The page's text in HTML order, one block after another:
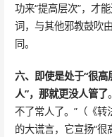
功来“提高层次”，才
词，与其他邪教鼓吹
同。
六、即使是处于“很高
人”，那就更没人管了
不了常人了。”（《转
的大谎言，它宣扬“